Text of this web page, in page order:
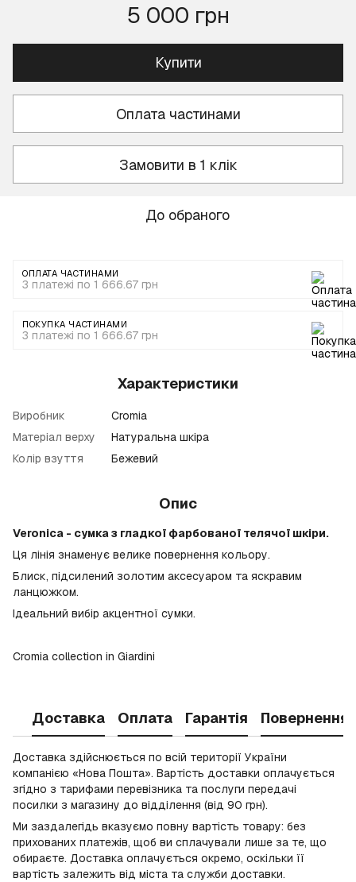
5 000 грн
Купити
Оплата частинами
Замовити в 1 клік
До обраного
ОПЛАТА ЧАСТИНАМИ
3 платежі по 1 666.67 грн
ПОКУПКА ЧАСТИНАМИ
3 платежі по 1 666.67 грн
Характеристики
Виробник
Cromia
Матеріал верху
Натуральна шкіра
Колір взуття
Бежевий
Опис
Veronica - сумка з гладкої фарбованої телячої шкіри.
Ця лінія знаменує велике повернення кольору.
Блиск, підсилений золотим аксесуаром та яскравим
ланцюжком.
Ідеальний вибір акцентної сумки.
Cromia collection in Giardini
Доставка Оплата Гарантія Повернення
Доставка здійснюється по всій території України
компанією «Нова Пошта». Вартість доставки оплачується
згідно з тарифами перевізника та послуги передачі
посилки з магазину до відділення (від 90 грн).
Ми заздалегідь вказуємо повну вартість товару: без
прихованих платежів, щоб ви сплачували лише за те, що
обираєте. Доставка оплачується окремо, оскільки її
вартість залежить від міста та служби доставки.